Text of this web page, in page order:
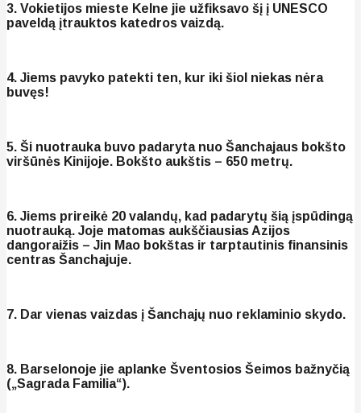
3. Vokietijos mieste Kelne jie užfiksavo šį į UNESCO
paveldą įtrauktos katedros vaizdą.
4. Jiems pavyko patekti ten, kur iki šiol niekas nėra
buvęs!
5. Ši nuotrauka buvo padaryta nuo Šanchajaus bokšto
viršūnės Kinijoje. Bokšto aukštis – 650 metrų.
6. Jiems prireikė 20 valandų, kad padarytų šią įspūdingą
nuotrauką. Joje matomas aukščiausias Azijos
dangoraižis – Jin Mao bokštas ir tarptautinis finansinis
centras Šanchajuje.
7. Dar vienas vaizdas į Šanchajų nuo reklaminio skydo.
8. Barselonoje jie aplanke Šventosios Šeimos bažnyčią
(„Sagrada Familia“).